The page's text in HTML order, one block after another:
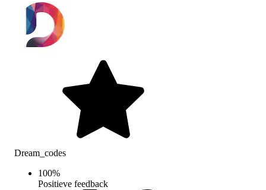
Dream_codes
100%
Positieve feedback